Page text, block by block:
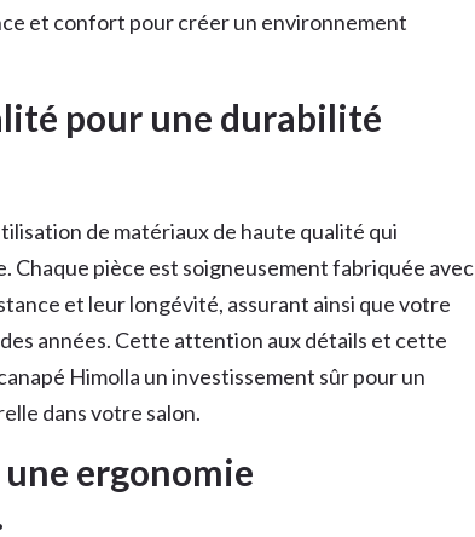
et confort pour créer un environnement
pour une durabilité
de matériaux de haute qualité qui
pièce est soigneusement fabriquée avec
et leur longévité, assurant ainsi que votre
années. Cette attention aux détails et cette
Himolla un investissement sûr pour un
dans votre salon.
ergonomie